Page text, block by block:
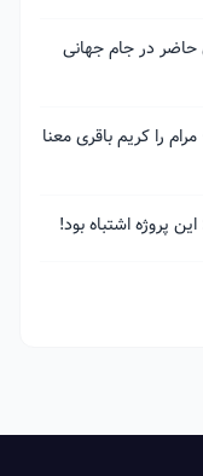
در جام جهانی
را کریم باقری معنا
پروژه اشتباه بود!